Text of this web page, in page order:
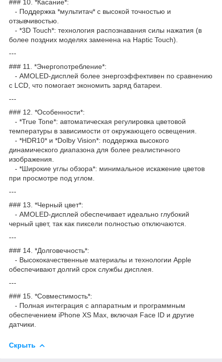
### 10. *Касание*:
- Поддержка *мультитач* с высокой точностью и
отзывчивостью.
- *3D Touch*: технология распознавания силы нажатия (в
более поздних моделях заменена на Haptic Touch).
---
### 11. *Энергопотребление*:
- AMOLED-дисплей более энергоэффективен по сравнению
с LCD, что помогает экономить заряд батареи.
---
### 12. *Особенности*:
- *True Tone*: автоматическая регулировка цветовой
температуры в зависимости от окружающего освещения.
- *HDR10* и *Dolby Vision*: поддержка высокого
динамического диапазона для более реалистичного
изображения.
- *Широкие углы обзора*: минимальное искажение цветов
при просмотре под углом.
---
### 13. *Черный цвет*:
- AMOLED-дисплей обеспечивает идеально глубокий
черный цвет, так как пиксели полностью отключаются.
---
### 14. *Долговечность*:
- Высококачественные материалы и технологии Apple
обеспечивают долгий срок службы дисплея.
---
### 15. *Совместимость*:
- Полная интеграция с аппаратным и программным
обеспечением iPhone XS Max, включая Face ID и другие
датчики.
Скрыть